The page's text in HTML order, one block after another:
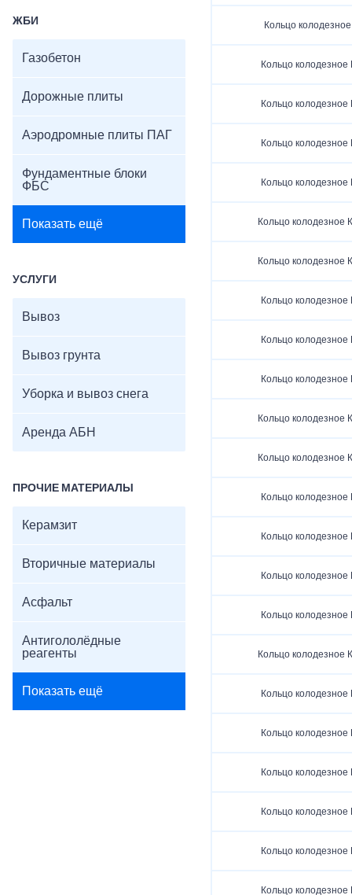
ЖБИ
Газобетон
Дорожные плиты
Аэродромные плиты ПАГ
Фундаментные блоки
ФБС
Показать ещё
УСЛУГИ
Вывоз
Вывоз грунта
Уборка и вывоз снега
Аренда АБН
ПРОЧИЕ МАТЕРИАЛЫ
Керамзит
Вторичные материалы
Асфальт
Антигололёдные
реагенты
Показать ещё
Кольцо
Кольцо колодезное
Кольцо колодезное
Кольцо колодезное
Кольцо колодезное
Кольцо колодезное
Кольцо колодезное
Кольцо колодезное
Кольцо колодезное
Кольцо колодезное
Кольцо колодезное
Кольцо колодезное
Кольцо колодезное
Кольцо колодезное
Кольцо колодезное
Кольцо колодезное
Кольцо колодезное
Кольцо колодезное
Кольцо колодезное
Кольцо колодезное
Кольцо колодезное
Кольцо колодезное
Кольцо колодезное